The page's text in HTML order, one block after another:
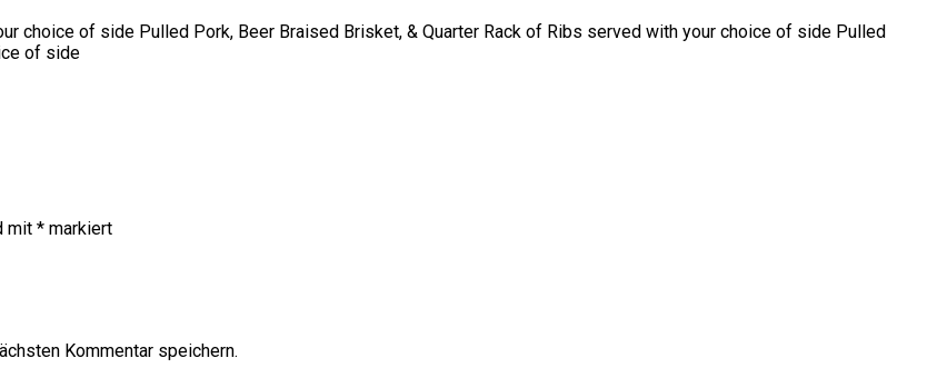
choice of side Pulled Pork, Beer Braised Brisket, & Quarter Rack of Ribs served with your choice of side Pulled
of side
mit * markiert
Kommentar speichern.